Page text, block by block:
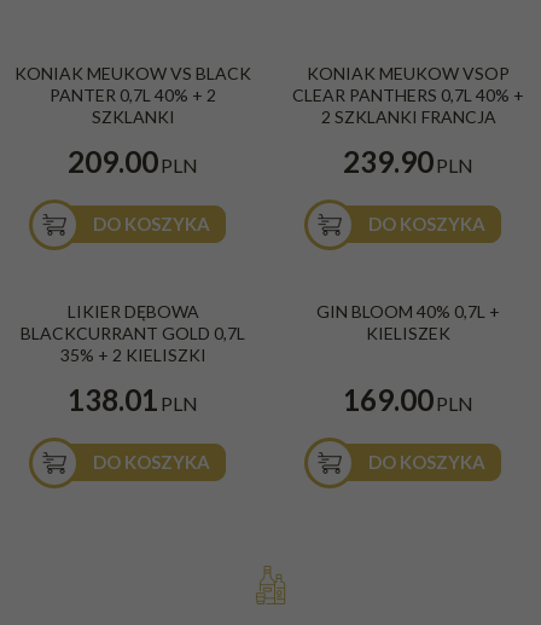
KONIAK MEUKOW VS BLACK
PANTER 0,7L 40% + 2
SZKLANKI
209.00PLN
DO KOSZYKA
KONIAK MEUKOW VSOP
CLEAR PANTHERS 0,7L 40% +
2 SZKLANKI FRANCJA
239.90PLN
DO KOSZYKA
LIKIER DĘBOWA
BLACKCURRANT GOLD 0,7L
35% + 2 KIELISZKI
138.01 PLN
DO KOSZYKA
GIN BLOOM 40% 0,7L +
KIELISZEK
169.00PLN
DO KOSZYKA